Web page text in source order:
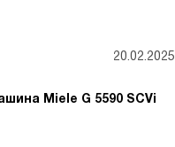
выходит
контейнеры, которые
моделях. Внутренняя
долговечна, но и
налёта после месяцев
скрыта: внешне
вписывающаяся в
20.02.2025
Miele G 5590 SCVi